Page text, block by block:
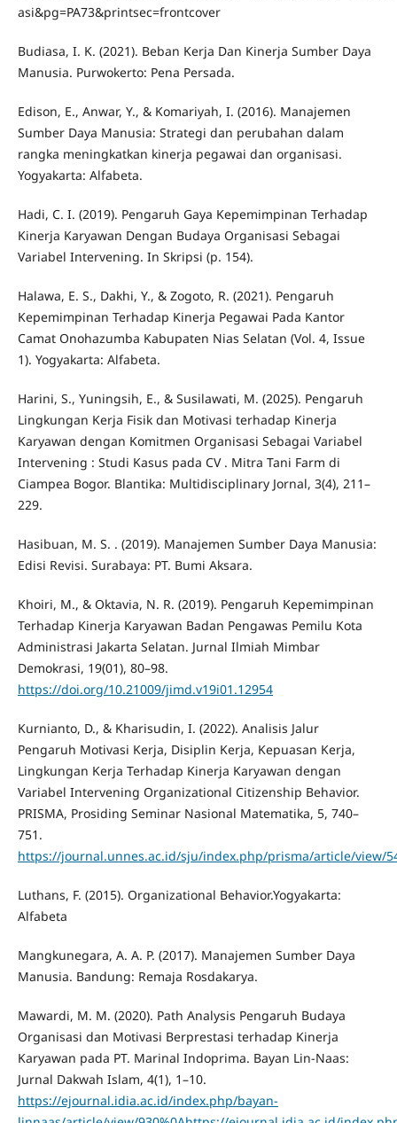
asi&pg=PA73&printsec=frontcover
Budiasa, I. K. (2021). Beban Kerja Dan Kinerja Sumber Daya
Manusia. Purwokerto: Pena Persada.
Edison, E., Anwar, Y., & Komariyah, I. (2016). Manajemen
Sumber Daya Manusia: Strategi dan perubahan dalam
rangka meningkatkan kinerja pegawai dan organisasi.
Yogyakarta: Alfabeta.
Hadi, C. I. (2019). Pengaruh Gaya Kepemimpinan Terhadap
Kinerja Karyawan Dengan Budaya Organisasi Sebagai
Variabel Intervening. In Skripsi (p. 154).
Halawa, E. S., Dakhi, Y., & Zogoto, R. (2021). Pengaruh
Kepemimpinan Terhadap Kinerja Pegawai Pada Kantor
Camat Onohazumba Kabupaten Nias Selatan (Vol. 4, Issue
1). Yogyakarta: Alfabeta.
Harini, S., Yuningsih, E., & Susilawati, M. (2025). Pengaruh
Lingkungan Kerja Fisik dan Motivasi terhadap Kinerja
Karyawan dengan Komitmen Organisasi Sebagai Variabel
Intervening : Studi Kasus pada CV . Mitra Tani Farm di
Ciampea Bogor. Blantika: Multidisciplinary Jornal, 3(4), 211–
229.
Hasibuan, M. S. . (2019). Manajemen Sumber Daya Manusia:
Edisi Revisi. Surabaya: PT. Bumi Aksara.
Khoiri, M., & Oktavia, N. R. (2019). Pengaruh Kepemimpinan
Terhadap Kinerja Karyawan Badan Pengawas Pemilu Kota
Administrasi Jakarta Selatan. Jurnal Ilmiah Mimbar
Demokrasi, 19(01), 80–98.
https://doi.org/10.21009/jimd.v19i01.12954
Kurnianto, D., & Kharisudin, I. (2022). Analisis Jalur
Pengaruh Motivasi Kerja, Disiplin Kerja, Kepuasan Kerja,
Lingkungan Kerja Terhadap Kinerja Karyawan dengan
Variabel Intervening Organizational Citizenship Behavior.
PRISMA, Prosiding Seminar Nasional Matematika, 5, 740–
751.
https://journal.unnes.ac.id/sju/index.php/prisma/article/view/
Luthans, F. (2015). Organizational Behavior.Yogyakarta:
Alfabeta
Mangkunegara, A. A. P. (2017). Manajemen Sumber Daya
Manusia. Bandung: Remaja Rosdakarya.
Mawardi, M. M. (2020). Path Analysis Pengaruh Budaya
Organisasi dan Motivasi Berprestasi terhadap Kinerja
Karyawan pada PT. Marinal Indoprima. Bayan Lin-Naas:
Jurnal Dakwah Islam, 4(1), 1–10.
https://ejournal.idia.ac.id/index.php/bayan-